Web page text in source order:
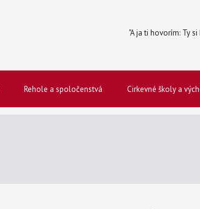
"A ja ti hovorím: Ty
Rehole a spoločenstvá Cirkevné školy a